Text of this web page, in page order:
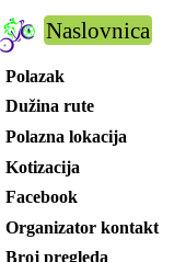
Naslovnica
Polazak
Dužina rute
Polazna lokacija
Kotizacija
Facebook
Organizator kontakt
Broj pregleda